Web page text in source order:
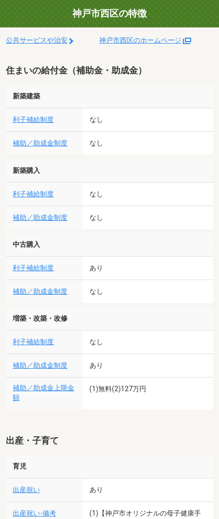
神戸市西区の特徴
公共サービスや治安 神戸市西区のホームページ
住まいの給付金（補助金・助成金）
新築建築
利子補給制度 なし
補助／助成金制度 なし
新築購入
利子補給制度 なし
補助／助成金制度 なし
中古購入
利子補給制度 あり
補助／助成金制度 なし
増築・改築・改修
利子補給制度 なし
補助／助成金制度 あり
補助／助成金上限金
額
(1)無料(2)127万円
出産・子育て
育児
出産祝い あり
出産祝い-備考 (1)【神戸市オリジナルの母子健康手